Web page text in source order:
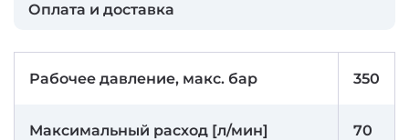
Оплата и доставка
Рабочее давление, макс. бар 350
Максимальный расход [л/мин] 70